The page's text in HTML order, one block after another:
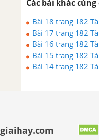
Các bài khác
Bài 18 trang 182
Bài 17 trang 182
Bài 16 trang 182
Bài 15 trang 182
Bài 14 trang 182